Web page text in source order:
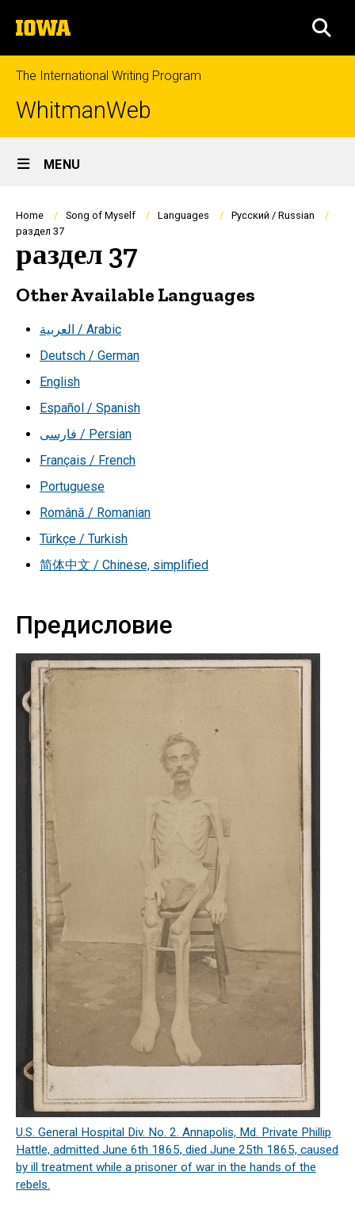
to
content
The
University
of
Iowa
The International Writing Program
WhitmanWeb
Site
Main
Navigation
MENU
Breadcrumb
Home Song of Myself Languages
Русский / Russian
раздел 37
раздел 37
Other Available Languages
العربية / Arabic
Deutsch / German
English
Español / Spanish
فارسی / Persian
Français / French
Portuguese
Română / Romanian
Türkçe / Turkish
简体中文 / Chinese, simplified
Предисловие
U.S. General Hospital Div. No. 2. Annapolis, Md. Private Phillip
Hattle, admitted June 6th 1865, died June 25th 1865, caused
by ill treatment while a prisoner of war in the hands of the
rebels.